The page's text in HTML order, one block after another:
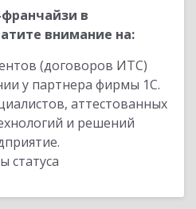
в
внимание на:
(договоров ИТС)
у партнера фирмы 1С.
аттестованных
и решений
статуса